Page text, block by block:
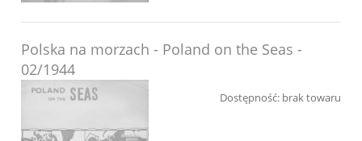
Polska na morzach - Poland on the Seas -
02/1944
Dostępność: brak towaru